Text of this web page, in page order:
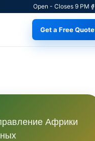
Open - Closes 9 PM
Get a Free Quote
Африки